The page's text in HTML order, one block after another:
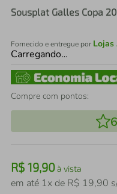
Sousplat Galles Copa
Fornecido e entregue por Lojas
Carregando…
Compre com pontos:
R$ 19,90à vista
em até 1x de R$ 19,90